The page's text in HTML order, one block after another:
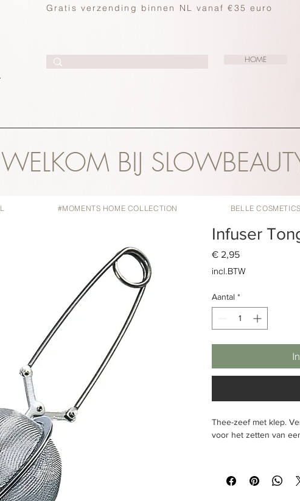
Gratis verzending binnen NL vanaf €35 euro
HOME
WELKOM BIJ
#MOMENTS HOME COLLECTION BELLE COSMETICS
Infuser
€ 2,95Prijs
incl.BTW
Aantal *
Thee-zeef met klep.
voor het zetten van
Ø 45 mm, l 155 mm.